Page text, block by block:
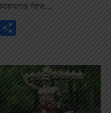
नेहरू…
LinkedIn